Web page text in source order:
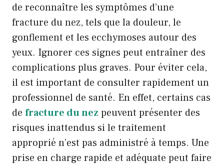
de reconnaître les symptômes d’une
fracture du nez, tels que la douleur, le
gonflement et les ecchymoses autour des
yeux. Ignorer ces signes peut entraîner des
complications plus graves. Pour éviter cela,
il est important de consulter rapidement un
professionnel de santé. En effet, certains cas
de fracture du nez peuvent présenter des
risques inattendus si le traitement
approprié n’est pas administré à temps. Une
prise en charge rapide et adéquate peut faire